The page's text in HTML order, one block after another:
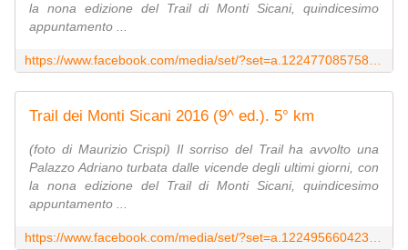
la nona edizione del Trail di Monti Sicani, quindicesimo
appuntamento ...
Trail dei Monti Sicani 2016 (9^ ed.). 5° km
(foto di Maurizio Crispi) Il sorriso del Trail ha avvolto una
Palazzo Adriano turbata dalle vicende degli ultimi giorni, con
la nona edizione del Trail di Monti Sicani, quindicesimo
appuntamento ...